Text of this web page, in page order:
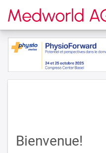
Vers la page d'accueil
Bienvenue!